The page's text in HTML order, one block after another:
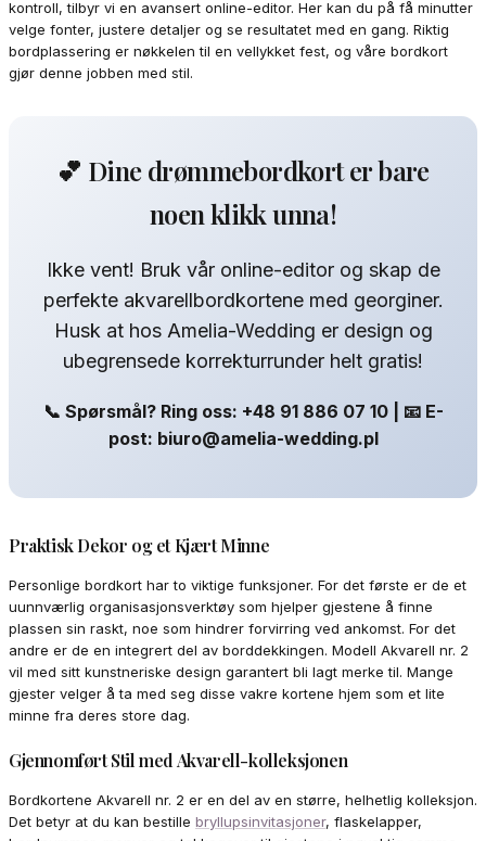
kontroll, tilbyr vi en avansert online-editor. Her kan du på få minutter
velge fonter, justere detaljer og se resultatet med en gang. Riktig
bordplassering er nøkkelen til en vellykket fest, og våre bordkort
gjør denne jobben med stil.
💕 Dine drømmebordkort er bare
noen klikk unna!
Ikke vent! Bruk vår online-editor og skap de
perfekte akvarellbordkortene med georginer.
Husk at hos Amelia-Wedding er design og
ubegrensede korrekturrunder helt gratis!
📞 Spørsmål? Ring oss: +48 91 886 07 10 | 📧 E-
post: biuro@amelia-wedding.pl
Praktisk Dekor og et Kjært Minne
Personlige bordkort har to viktige funksjoner. For det første er de et
uunnværlig organisasjonsverktøy som hjelper gjestene å finne
plassen sin raskt, noe som hindrer forvirring ved ankomst. For det
andre er de en integrert del av borddekkingen. Modell Akvarell nr. 2
vil med sitt kunstneriske design garantert bli lagt merke til. Mange
gjester velger å ta med seg disse vakre kortene hjem som et lite
minne fra deres store dag.
Gjennomført Stil med Akvarell-kolleksjonen
Bordkortene Akvarell nr. 2 er en del av en større, helhetlig kolleksjon.
Det betyr at du kan bestille bryllupsinvitasjoner, flaskelapper,